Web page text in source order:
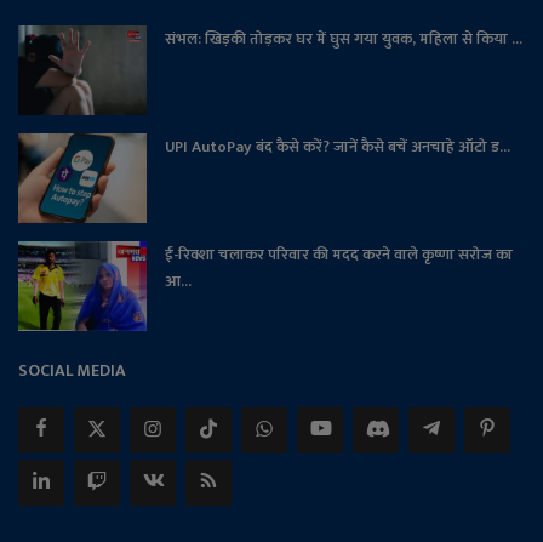
संभल: खिड़की तोड़कर घर में घुस गया युवक, महिला से किया ...
UPI AutoPay बंद कैसे करें? जानें कैसे बचें अनचाहे ऑटो ड...
ई-रिक्शा चलाकर परिवार की मदद करने वाले कृष्णा सरोज का
आ...
SOCIAL MEDIA